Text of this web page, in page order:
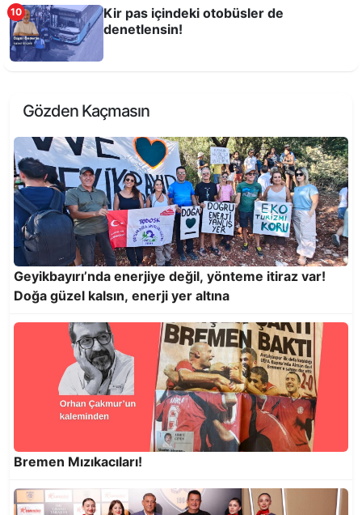
Kentte zamanı durduranların tembelliği!
Kir pas içindeki otobüsler de denetlensin!
Kahire Piramitleriyle, Antalya EGO ile
10
Kir pas içindeki otobüsler de
denetlensin!
Gözden Kaçmasın
Geyikbayırı’nda enerjiye değil, yönteme itiraz var!
Doğa güzel kalsın, enerji yer altına
Bremen Mızıkacıları!